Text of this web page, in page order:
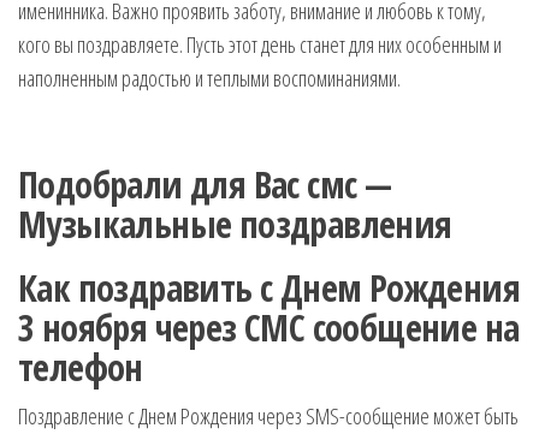
именинника. Важно проявить заботу, внимание и любовь к тому,
кого вы поздравляете. Пусть этот день станет для них особенным и
наполненным радостью и теплыми воспоминаниями.
Подобрали для Вас смс —
Музыкальные поздравления
Как поздравить с Днем Рождения
3 ноября через СМС сообщение на
телефон
Поздравление с Днем Рождения через SMS-сообщение может быть